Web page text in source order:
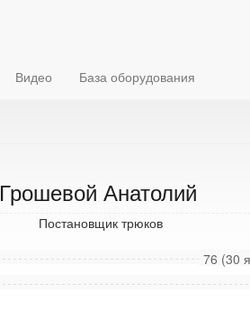
Видео База оборудования
Грошевой Анатолий
Постановщик трюков
76 (30